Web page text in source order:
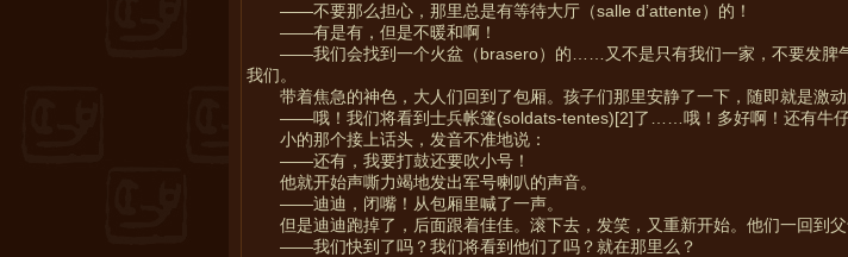
——不要那么担心，那里总是有等待大厅（salle d’attente）的！
——有是有，但是不暖和啊！
——我们会找到一个火盆（brasero）的……又不是只有我们一家，不要发脾
我们。
带着焦急的神色，大人们回到了包厢。孩子们那里安静了一下，随即就是激动
——哦！我们将看到士兵帐篷(soldats-tentes)[2]了……哦！多好啊！还有牛仔
小的那个接上话头，发音不准地说：
——还有，我要打鼓还要吹小号！
他就开始声嘶力竭地发出军号喇叭的声音。
——迪迪，闭嘴！从包厢里喊了一声。
但是迪迪跑掉了，后面跟着佳佳。滚下去，发笑，又重新开始。他们一回到
——我们快到了吗？我们将看到他们了吗？就在那里么？